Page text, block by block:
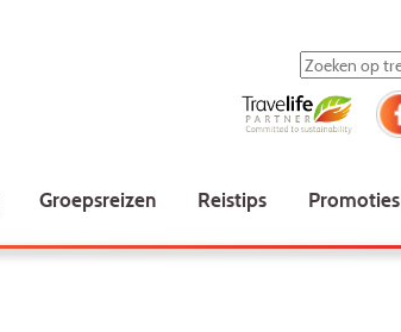
Groepsreizen Reistips Promoties